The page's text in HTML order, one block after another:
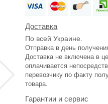
Доставка
По всей Украине.
Отправка в день
Доставка не включена в
оплачивается
перевозчику по факту
товара.
Гарантии и сервис